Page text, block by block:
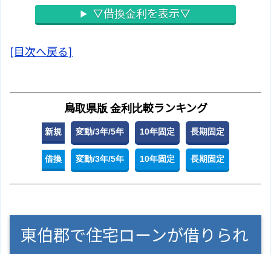
▽借換金利を表示▽
[目次へ戻る]
鳥取県版 金利比較ランキング
新規 変動/3年/5年 10年固定 長期固定
借換 変動/3年/5年 10年固定 長期固定
東伯郡で住宅ローンが借りられ